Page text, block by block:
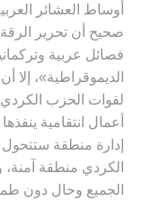
أوساط العشائر
صحيح أن تحرير الرقة
فصائل عربية
الديموقراطية»، إلا
لقوات الحزب
أعمال انتقامية
إدارة منطقة
الكردي منطقة
الجميع وحال دون